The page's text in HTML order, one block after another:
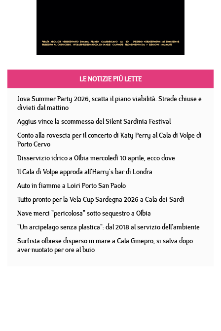
LE NOTIZIE PIÙ LETTE
Jova Summer Party 2026, scatta il piano viabilità. Strade chiuse e
divieti dal mattino
Aggius vince la scommessa del Silent Sardinia Festival
Conto alla rovescia per il concerto di Katy Perry al Cala di Volpe di
Porto Cervo
Disservizio idrico a Olbia mercoledì 10 aprile, ecco dove
Il Cala di Volpe approda all'Harry's bar di Londra
Auto in fiamme a Loiri Porto San Paolo
Tutto pronto per la Vela Cup Sardegna 2026 a Cala dei Sardi
Nave merci "pericolosa" sotto sequestro a Olbia
"Un arcipelago senza plastica": dal 2018 al servizio dell'ambiente
Surfista olbiese disperso in mare a Cala Ginepro, si salva dopo
aver nuotato per ore al buio